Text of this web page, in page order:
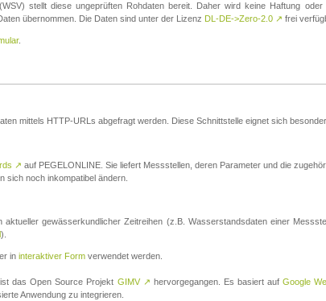
stellt diese ungeprüften Rohdaten bereit. Daher wird keine Haftung oder
übernommen. Die Daten sind unter der Lizenz DL-DE->Zero-2.0 ↗ frei
.
mittels HTTP-URLs abgefragt werden. Diese Schnittstelle eignet sich
↗ auf PEGELONLINE. Sie liefert Messstellen, deren Parameter und die
sich noch inkompatibel ändern.
aktueller gewässerkundlicher Zeitreihen (z.B. Wasserstandsdaten einer
).
in interaktiver Form verwendet werden.
das Open Source Projekt GIMV ↗ hervorgegangen. Es basiert auf Google
Anwendung zu integrieren.